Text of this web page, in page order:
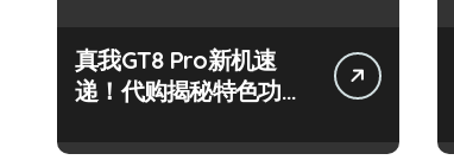
真我GT8 Pro新机速
递！代购揭秘特色功